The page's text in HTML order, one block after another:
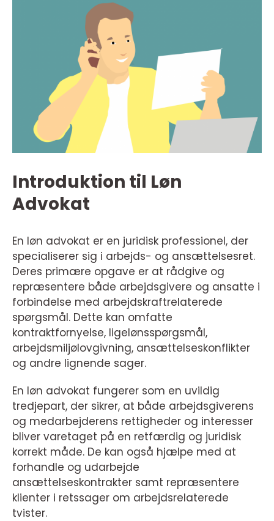
Introduktion til Løn
Advokat
En løn advokat er en juridisk professionel, der
specialiserer sig i arbejds- og ansættelsesret.
Deres primære opgave er at rådgive og
repræsentere både arbejdsgivere og ansatte i
forbindelse med arbejdskraftrelaterede
spørgsmål. Dette kan omfatte
kontraktfornyelse, ligelønsspørgsmål,
arbejdsmiljølovgivning, ansættelseskonflikter
og andre lignende sager.
En løn advokat fungerer som en uvildig
tredjepart, der sikrer, at både arbejdsgiverens
og medarbejderens rettigheder og interesser
bliver varetaget på en retfærdig og juridisk
korrekt måde. De kan også hjælpe med at
forhandle og udarbejde
ansættelseskontrakter samt repræsentere
klienter i retssager om arbejdsrelaterede
tvister.